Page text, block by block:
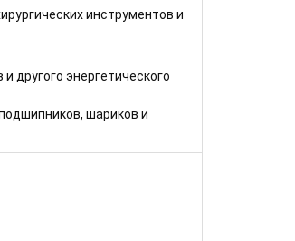
инструментов и
другого энергетического
шариков и